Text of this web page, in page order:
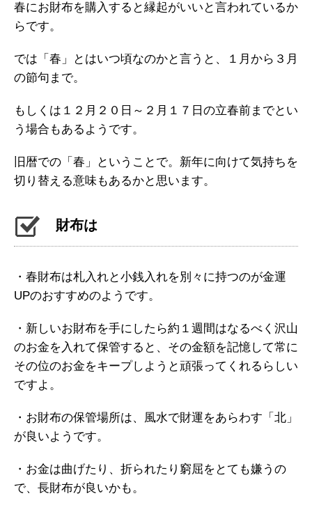
春にお財布を購入すると縁起がいいと言われているか
らです。
では「春」とはいつ頃なのかと言うと、１月から３月
の節句まで。
もしくは１２月２０日～２月１７日の立春前までとい
う場合もあるようです。
旧暦での「春」ということで。新年に向けて気持ちを
切り替える意味もあるかと思います。
財布は
・春財布は札入れと小銭入れを別々に持つのが金運
UPのおすすめのようです。
・新しいお財布を手にしたら約１週間はなるべく沢山
のお金を入れて保管すると、その金額を記憶して常に
その位のお金をキープしようと頑張ってくれるらしい
ですよ。
・お財布の保管場所は、風水で財運をあらわす「北」
が良いようです。
・お金は曲げたり、折られたり窮屈をとても嫌うの
で、長財布が良いかも。